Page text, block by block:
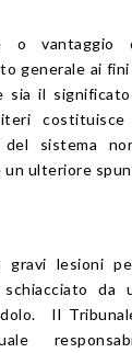
o vantaggio
generale ai fini
sia il
sistema
un ulteriore
lesioni
da
Il